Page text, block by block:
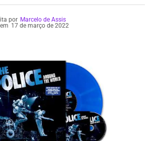
por Marcelo de Assis
17 de março de 2022